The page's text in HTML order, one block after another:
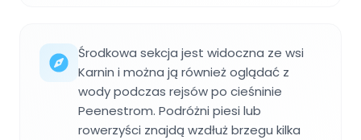
Środkowa sekcja jest widoczna ze wsi
Karnin i można ją również oglądać z
wody podczas rejsów po cieśninie
Peenestrom. Podróżni piesi lub
rowerzyści znajdą wzdłuż brzegu kilka